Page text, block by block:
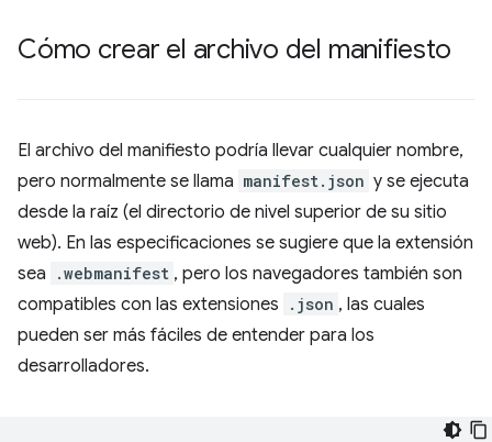
Cómo crear el archivo del manifiesto
El archivo del manifiesto podría llevar cualquier nombre,
pero normalmente se llama manifest.json y se ejecuta
desde la raíz (el directorio de nivel superior de su sitio
web). En las especificaciones se sugiere que la extensión
sea
.webmanifest , pero los navegadores también son
compatibles con las extensiones
.json , las cuales
pueden ser más fáciles de entender para los
desarrolladores.